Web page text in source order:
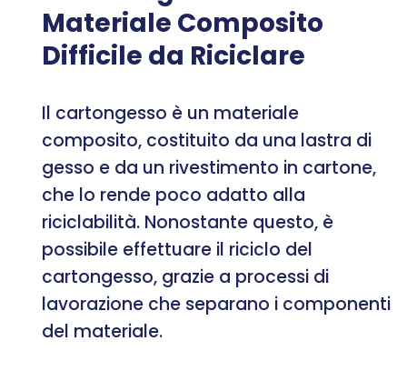
Materiale Composito
Difficile da Riciclare
Il cartongesso è un materiale
composito, costituito da una lastra di
gesso e da un rivestimento in cartone,
che lo rende poco adatto alla
riciclabilità. Nonostante questo, è
possibile effettuare il riciclo del
cartongesso, grazie a processi di
lavorazione che separano i componenti
del materiale.